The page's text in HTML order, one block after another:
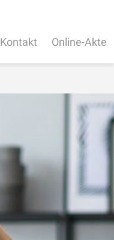
Kontakt Online-Akte